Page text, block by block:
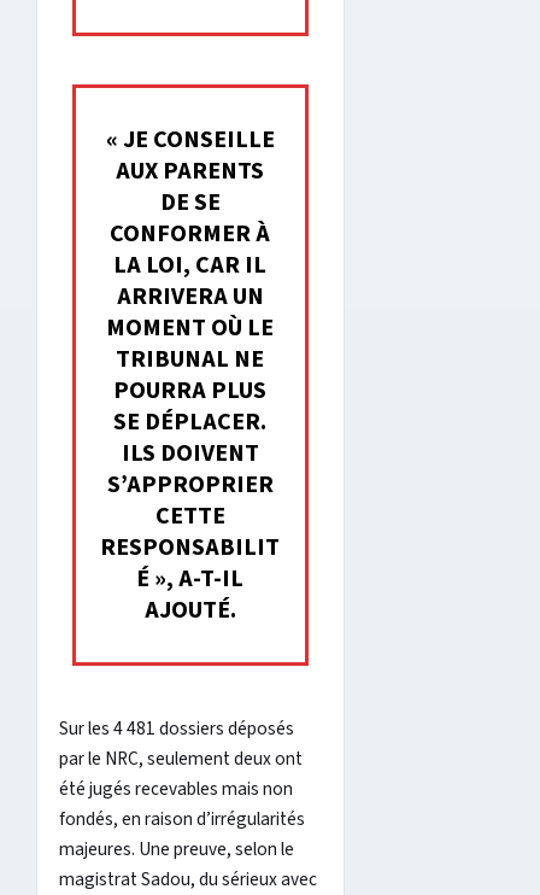
« JE CONSEILLE
AUX PARENTS
DE SE
CONFORMER À
LA LOI, CAR IL
ARRIVERA UN
MOMENT OÙ LE
TRIBUNAL NE
POURRA PLUS
SE DÉPLACER.
ILS DOIVENT
S’APPROPRIER
CETTE
RESPONSABILIT
É », A-T-IL
AJOUTÉ.
Sur les 4 481 dossiers déposés
par le NRC, seulement deux ont
été jugés recevables mais non
fondés, en raison d’irrégularités
majeures. Une preuve, selon le
magistrat Sadou, du sérieux avec